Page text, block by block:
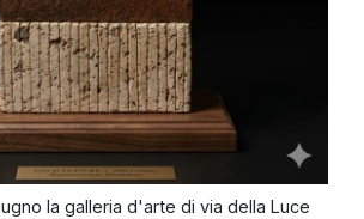
la galleria d'arte di via della Luce